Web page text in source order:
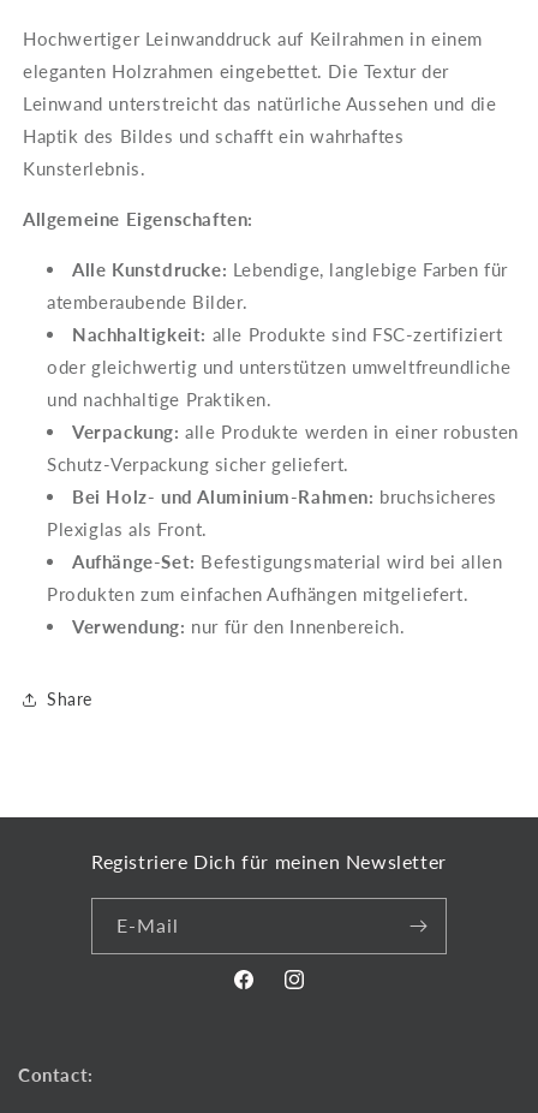
Hochwertiger Leinwanddruck auf Keilrahmen in einem
eleganten Holzrahmen eingebettet. Die Textur der
Leinwand unterstreicht das natürliche Aussehen und die
Haptik des Bildes und schafft ein wahrhaftes
Kunsterlebnis.
Allgemeine Eigenschaften:
Alle Kunstdrucke: Lebendige, langlebige Farben für
atemberaubende Bilder.
Nachhaltigkeit: alle Produkte sind FSC-zertifiziert
oder gleichwertig und unterstützen umweltfreundliche
und nachhaltige Praktiken.
Verpackung: alle Produkte werden in einer robusten
Schutz-Verpackung sicher geliefert.
Bei Holz- und Aluminium-Rahmen: bruchsicheres
Plexiglas als Front.
Aufhänge-Set: Befestigungsmaterial wird bei allen
Produkten zum einfachen Aufhängen mitgeliefert.
Verwendung: nur für den Innenbereich.
Share
Registriere Dich für meinen Newsletter
E-Mail
FacebookInstagram
Contact: